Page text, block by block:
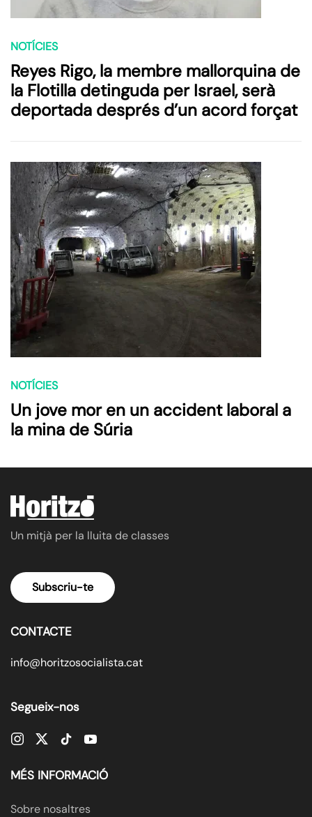
NOTÍCIES
Reyes Rigo, la membre mallorquina de
la Flotilla detinguda per Israel, serà
deportada després d’un acord forçat
NOTÍCIES
Un jove mor en un accident laboral a
la mina de Súria
Un mitjà per la lluita de classes
Subscriu-te
CONTACTE
info@horitzosocialista.cat
Segueix-nos
MÉS INFORMACIÓ
Sobre nosaltres